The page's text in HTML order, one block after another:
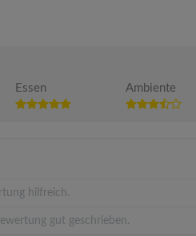
Essen Ambiente
hilfreich.
gut geschrieben.